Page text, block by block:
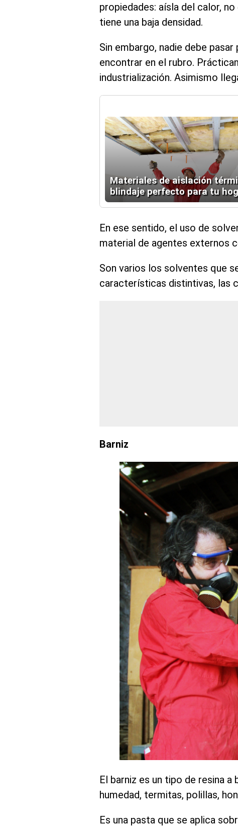
propiedades: aísla del calor,
tiene una baja densidad.
Sin embargo, nadie debe
encontrar en el rubro.
industrialización. Asimismo
Materiales de aislación
blindaje perfecto para tu
En ese sentido, el uso de
material de agentes externos
Son varios los solventes que
características distintivas, las
Barniz
El barniz es un tipo de resina
humedad, termitas, polillas,
Es una pasta que se aplica